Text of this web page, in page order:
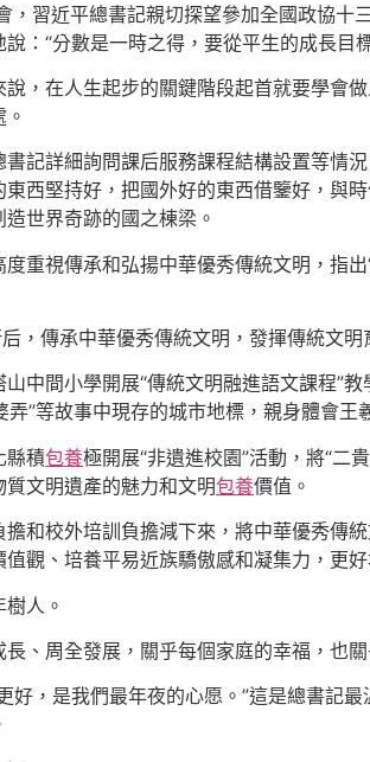
，習近平總書記親切探望參加全國政協十
說：“分數是一時之得，要從平生的成長
，在人生起步的關鍵階段起首就要學會
書記詳細詢問課后服務課程結構設置等情
東西堅持好，把國外好的東西借鑒好，與
世界奇跡的國之棟梁。
度重視傳承和弘揚中華優秀傳統文明，指
后，傳承中華優秀傳統文明，發揮傳統文
中間小學開展“傳統文明融進語文課程”
弄”等故事中現存的城市地標，親身體會王
縣積包養極開展“非遺進校園”活動，將“二
質文明遺產的魅力和文明包養價值。
擔和校外培訓負擔減下來，將中華優秀傳
值觀、培養平易近族驕傲感和凝集力，更
人。
、周全發展，關乎每個家庭的幸福，也
好，是我們最年夜的心愿。”這是總書記